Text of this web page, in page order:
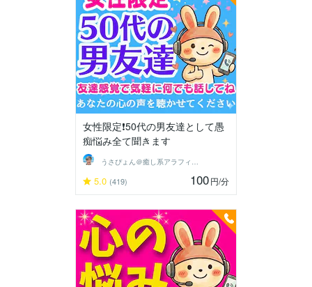
女性限定❗50代の男友達として愚
痴悩み全て聞きます
うさぴょん＠癒し系アラフィフ心寄り添い人
5.0 (419) 100円/分